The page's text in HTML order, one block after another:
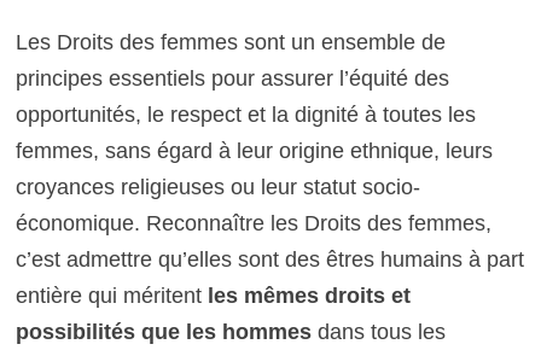
Les Droits des femmes sont un ensemble de
principes essentiels pour assurer l’équité des
opportunités, le respect et la dignité à toutes les
femmes, sans égard à leur origine ethnique, leurs
croyances religieuses ou leur statut socio-
économique. Reconnaître les Droits des femmes,
c’est admettre qu’elles sont des êtres humains à part
entière qui méritent les mêmes droits et
possibilités que les hommesdans tous les